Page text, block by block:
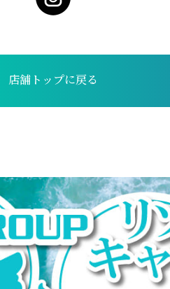
店舗トップに戻る